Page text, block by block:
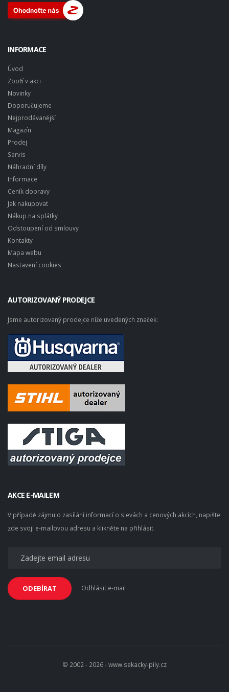
INFORMACE
Úvod
Zboží v akci
Novinky
Doporučujeme
Nejprodávanější
Magazín
Prodej
Servis
Náhradní díly
Informace
Ceník dopravy
Jak nakupovat
Nákup na splátky
Odstoupení od smlouvy
Kontakty
Mapa webu
Nastavení cookies
AUTORIZOVANÝ PRODEJCE
Jsme autorizovaný prodejce níže uvedených značek:
AKCE E-MAILEM
V případě zájmu o zasílání informací o slevách a cenových akcích, napište
zde svoji e-mailovou adresu a klikněte na přihlásit.
ODEBÍRAT Odhlásit e-mail
© 2002 - 2026 - www.sekacky-pily.cz